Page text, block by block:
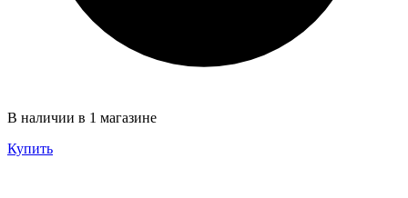
В наличии в 1 магазине
Купить